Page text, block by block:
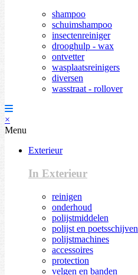
shampoo
schuimshampoo
insectenreiniger
drooghulp - wax
ontvetter
wasplaatsreinigers
diversen
wasstraat - rollover
×
Menu
Exterieur
In Exterieur
reinigen
onderhoud
polijstmiddelen
polijst en poetsschijven
polijstmachines
accessoires
protection
velgen en banden